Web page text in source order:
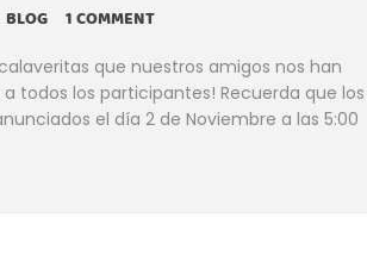
BLOG 1 COMMENT
que nuestros amigos nos han
todos los participantes! Recuerda que los
el día 2 de Noviembre a las 5:00